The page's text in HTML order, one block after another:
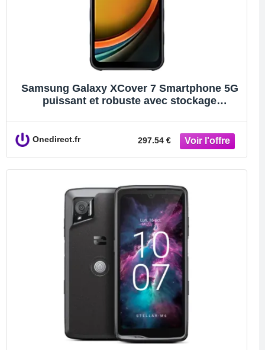
Samsung Galaxy XCover 7 Smartphone 5G
puissant et robuste avec stockage
Onedirect.fr 297.54 €